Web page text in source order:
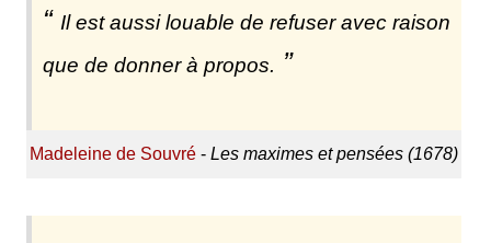
Il est aussi louable de refuser avec raison
que de donner à propos.
Madeleine de Souvré- Les maximes et pensées (1678)